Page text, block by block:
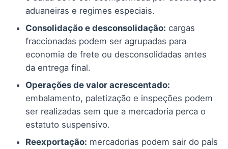
aduaneiras e regimes especiais.
Consolidação e desconsolidação: cargas
fraccionadas podem ser agrupadas para
economia de frete ou desconsolidadas antes
da entrega final.
Operações de valor acrescentado:
embalamento, paletização e inspeções podem
ser realizadas sem que a mercadoria perca o
estatuto suspensivo.
Reexportação: mercadorias podem sair do país